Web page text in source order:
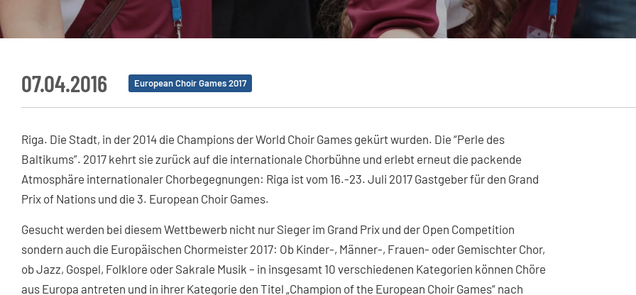
07.04.2016 European Choir Games 2017
Riga. Die Stadt, in der 2014 die Champions der World Choir Games gekürt wurden. Die “Perle des
Baltikums”. 2017 kehrt sie zurück auf die internationale Chorbühne und erlebt erneut die packende
Atmosphäre internationaler Chorbegegnungen: Riga ist vom 16.-23. Juli 2017 Gastgeber für den Grand
Prix of Nations und die 3. European Choir Games.
Gesucht werden bei diesem Wettbewerb nicht nur Sieger im Grand Prix und der Open Competition
sondern auch die Europäischen Chormeister 2017: Ob Kinder-, Männer-, Frauen- oder Gemischter Chor,
ob Jazz, Gospel, Folklore oder Sakrale Musik – in insgesamt 10 verschiedenen Kategorien können Chöre
aus Europa antreten und in ihrer Kategorie den Titel „Champion of the European Choir Games“ nach